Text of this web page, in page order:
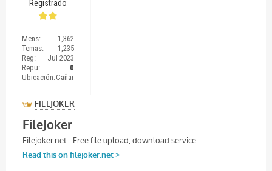
Registrado
Mens:
1,362
Temas:
1,235
Reg:
Jul 2023
Repu:
0
Ubicación:Cañar